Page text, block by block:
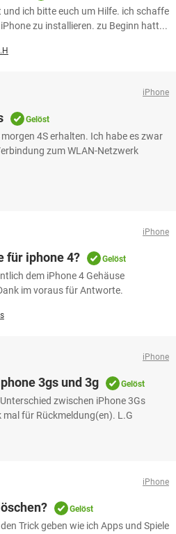
und ich bitte euch um Hilfe. ich schaffe
zu installieren. zu Beginn hatt...
iPhone
Gelöst
4S erhalten. Ich habe es zwar
zum WLAN-Netzwerk
iPhone
für iphone 4? Gelöst
dem iPhone 4 Gehäuse
im voraus für Antworte.
iPhone
3gs und 3g Gelöst
zwischen iPhone 3Gs
mal für Rückmeldung(en). L.G
iPhone
Gelöst
Trick geben wie ich Apps und Spiele